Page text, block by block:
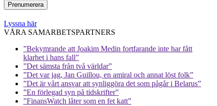
Lyssna här
VÅRA SAMARBETSPARTNERS
”Bekymrande att Joakim Medin fortfarande inte har fått
klarhet i hans fall”
”Det sämsta från två världar”
”Det var jag, Jan Guillou, en amiral och annat löst folk”
”Det är vårt ansvar att synliggöra det som pågår i Belarus”
”En förlegad syn på tidskrifter”
”FinansWatch låter som en fet katt”